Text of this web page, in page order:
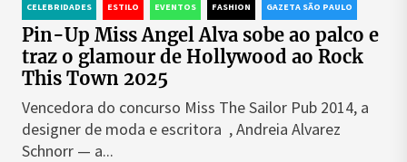
CELEBRIDADES ESTILO EVENTOS FASHION GAZETA SÃO PAULO
Pin-Up Miss Angel Alva sobe ao palco e
traz o glamour de Hollywood ao Rock
This Town 2025
Vencedora do concurso Miss The Sailor Pub 2014, a
designer de moda e escritora , Andreia Alvarez
Schnorr — a...